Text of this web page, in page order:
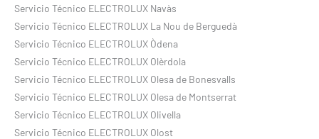
Servicio Técnico ELECTROLUX Navàs
Servicio Técnico ELECTROLUX La Nou de Berguedà
Servicio Técnico ELECTROLUX Òdena
Servicio Técnico ELECTROLUX Olèrdola
Servicio Técnico ELECTROLUX Olesa de Bonesvalls
Servicio Técnico ELECTROLUX Olesa de Montserrat
Servicio Técnico ELECTROLUX Olivella
Servicio Técnico ELECTROLUX Olost